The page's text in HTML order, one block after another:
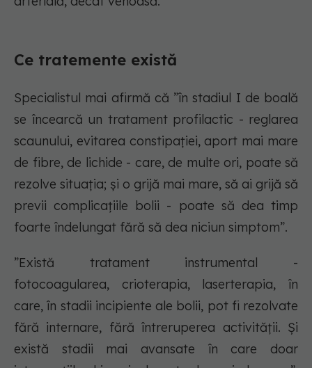
Ce tratemente există
Specialistul mai afirmă că ”în stadiul I de boală
se încearcă un tratament profilactic - reglarea
scaunului, evitarea constipației, aport mai mare
de fibre, de lichide - care, de multe ori, poate să
rezolve situația; și o grijă mai mare, să ai grijă să
previi complicațiile bolii - poate să dea timp
foarte îndelungat fără să dea niciun simptom”.
”Există tratament instrumental -
fotocoagularea, crioterapia, laserterapia, în
care, în stadii incipiente ale bolii, pot fi rezolvate
fără internare, fără întreruperea activității. Și
există stadii mai avansate în care doar